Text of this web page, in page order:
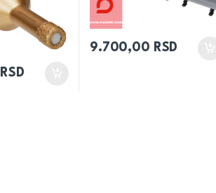
RSD
9.700,00 RSD